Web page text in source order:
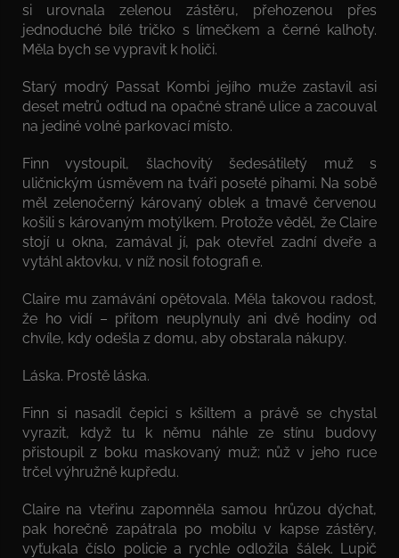
si urovnala zelenou zástěru, přehozenou přes
jednoduché bílé tričko s límečkem a černé kalhoty.
Měla bych se vypravit k holiči.
Starý modrý Passat Kombi jejího muže zastavil asi
deset metrů odtud na opačné straně ulice a zacouval
na jediné volné parkovací místo.
Finn vystoupil, šlachovitý šedesátiletý muž s
uličnickým úsměvem na tváři poseté pihami. Na sobě
měl zelenočerný károvaný oblek a tmavě červenou
košili s károvaným motýlkem. Protože věděl, že Claire
stojí u okna, zamával jí, pak otevřel zadní dveře a
vytáhl aktovku, v níž nosil fotografi e.
Claire mu zamávání opětovala. Měla takovou radost,
že ho vidí – přitom neuplynuly ani dvě hodiny od
chvíle, kdy odešla z domu, aby obstarala nákupy.
Láska. Prostě láska.
Finn si nasadil čepici s kšiltem a právě se chystal
vyrazit, když tu k němu náhle ze stínu budovy
přistoupil z boku maskovaný muž; nůž v jeho ruce
trčel výhružně kupředu.
Claire na vteřinu zapomněla samou hrůzou dýchat,
pak horečně zapátrala po mobilu v kapse zástěry,
vyťukala číslo policie a rychle odložila šálek. Lupič